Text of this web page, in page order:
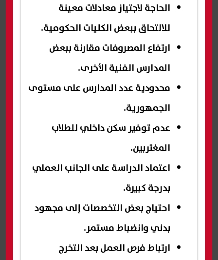
الحاجة لاجتياز معادلات معينة
للالتحاق ببعض الكليات الحكومية.
ارتفاع المصروفات مقارنة ببعض
المدارس الفنية الأخرى.
محدودية عدد المدارس على مستوى
الجمهورية.
عدم توفير سكن داخلي للطلاب
المغتربين.
اعتماد الدراسة على الجانب العملي
بدرجة كبيرة.
احتياج بعض التخصصات إلى مجهود
بدني وانضباط مستمر.
ارتباط فرص العمل بعد التخرج